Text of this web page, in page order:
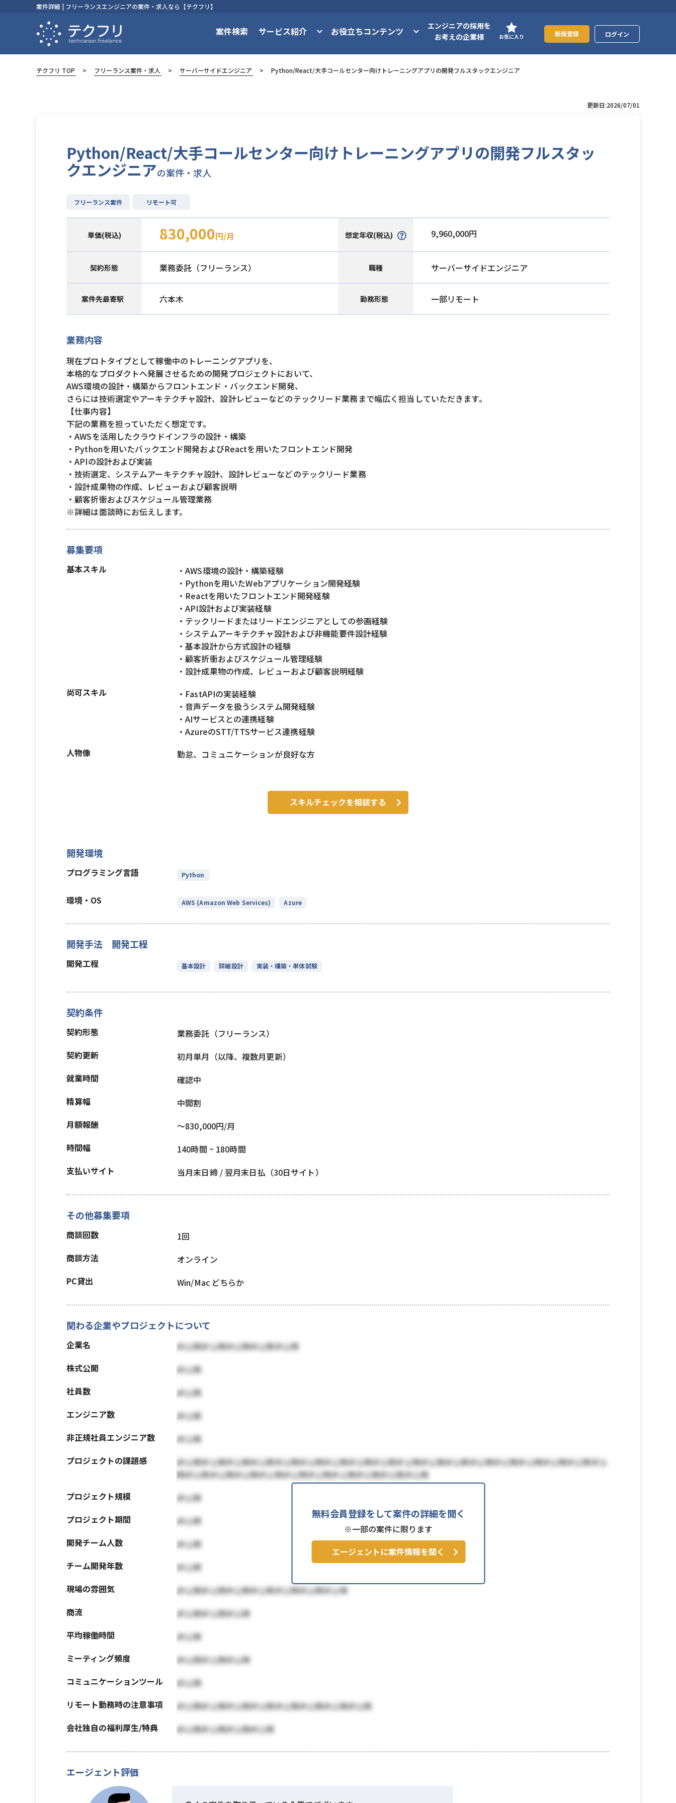
案件詳細 | フリーランスエンジニアの案件・求人なら【テクフリ】
案件検索 サービス紹介 お役立ちコンテンツ
エンジニアの採用を
お考えの企業様
お気に入り 新規登録 ログイン
テクフリ TOP フリーランス案件・求人 サーバーサイドエンジニア Python/React/大手コールセンター向けトレーニングアプリの開発フルスタックエンジニア
更新日:2026/07/01
Python/React/大手コールセンター向けトレーニングアプリの開発フルスタッ
クエンジニアの案件・求人
フリーランス案件 リモート可
単価(税込) 830,000円/月 想定年収(税込) 9,960,000円
契約形態 業務委託（フリーランス） 職種 サーバーサイドエンジニア
案件先最寄駅 六本木 勤務形態 一部リモート
業務内容
現在プロトタイプとして稼働中のトレーニングアプリを、
本格的なプロダクトへ発展させるための開発プロジェクトにおいて、
AWS環境の設計・構築からフロントエンド・バックエンド開発、
さらには技術選定やアーキテクチャ設計、設計レビューなどのテックリード業務まで幅広く担当していただきます。
【仕事内容】
下記の業務を担っていただく想定です。
・AWSを活用したクラウドインフラの設計・構築
・Pythonを用いたバックエンド開発およびReactを用いたフロントエンド開発
・APIの設計および実装
・技術選定、システムアーキテクチャ設計、設計レビューなどのテックリード業務
・設計成果物の作成、レビューおよび顧客説明
・顧客折衝およびスケジュール管理業務
※詳細は面談時にお伝えします。
募集要項
基本スキル
・AWS環境の設計・構築経験
・Pythonを用いたWebアプリケーション開発経験
・Reactを用いたフロントエンド開発経験
・API設計および実装経験
・テックリードまたはリードエンジニアとしての参画経験
・システムアーキテクチャ設計および非機能要件設計経験
・基本設計から方式設計の経験
・顧客折衝およびスケジュール管理経験
・設計成果物の作成、レビューおよび顧客説明経験
尚可スキル
・FastAPIの実装経験
・音声データを扱うシステム開発経験
・AIサービスとの連携経験
・AzureのSTT/TTSサービス連携経験
人物像
勤怠、コミュニケーションが良好な方
スキルチェックを相談する
開発環境
プログラミング言語 Python
環境・OS AWS (Amazon Web Services) Azure
開発手法 開発工程
開発工程 基本設計 詳細設計 実装・構築・単体試験
契約条件
契約形態
業務委託（フリーランス）
契約更新
初月単月（以降、複数月更新）
就業時間
確認中
精算幅
中間割
月額報酬
〜830,000円/月
時間幅
140時間 ~ 180時間
支払いサイト
当月末日締 / 翌月末日払（30日サイト）
その他募集要項
商談回数
1回
商談方法
オンライン
PC貸出
Win/Mac どちらか
無料会員登録をして案件の詳細を聞く
※一部の案件に限ります
エージェントに案件情報を聞く
関わる企業やプロジェクトについて
企業名
非公開非公開非公開非公開非公開
株式公開
非公開
社員数
非公開
エンジニア数
非公開
非正規社員エンジニア数
非公開
プロジェクトの課題感
非公開非公開非公開非公開非公開非公開非公開非公開非公開非公開非公開非公開非公開非公開非公開非公開非公開非公
開非公開非公開非公開非公開非公開非公開非公開非公開非公開非公開
プロジェクト規模
非公開
プロジェクト期間
非公開
開発チーム人数
非公開
チーム開発年数
非公開
現場の雰囲気
非公開非公開非公開非公開非公開非公開非公開
商流
非公開非公開非公開
平均稼働時間
非公開
ミーティング頻度
非公開非公開非公開
コミュニケーションツール
非公開
リモート勤務時の注意事項
非公開非公開非公開非公開非公開非公開非公開非公開
会社独自の福利厚生/特典
非公開非公開非公開非公開
エージェント評価